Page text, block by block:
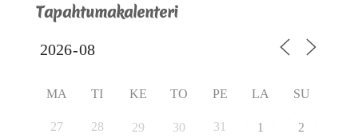
Tapahtumakalenteri
MA TI KE TO PE LA SU
27 28 29 30 31 1 2